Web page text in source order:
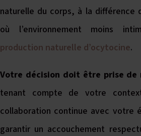
naturelle du corps, à la différence
où l’environnement moins
production naturelle d’ocytocine.
Votre décision doit être prise de
tenant compte de votre
collaboration continue avec votre
garantir un accouchement